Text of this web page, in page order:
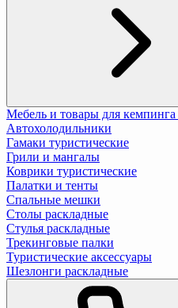
Мебель и товары для кемпинга
Автохолодильники
Гамаки туристические
Грили и мангалы
Коврики туристические
Палатки и тенты
Спальные мешки
Столы раскладные
Стулья раскладные
Трекинговые палки
Туристические аксессуары
Шезлонги раскладные